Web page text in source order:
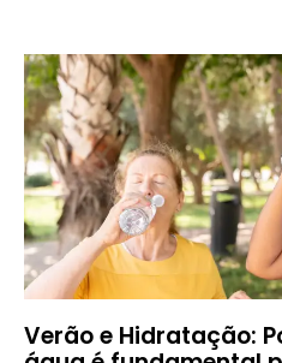
Verão e Hidratação: